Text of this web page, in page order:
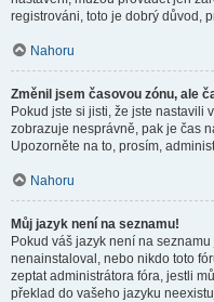
registrováni, toto je dobrý důvod,
Nahoru
Změnil jsem časovou zónu, ale
Pokud jste si jisti, že jste nastavili
zobrazuje nesprávně, pak je čas
Upozorněte na to, prosím,
Nahoru
Můj jazyk není na seznamu!
Pokud váš jazyk není na
nenainstaloval, nebo nikdo toto
zeptat administrátora fóra, jestli
překlad do vašeho jazyku